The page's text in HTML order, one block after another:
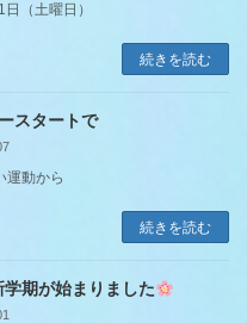
（土曜日）
続きを読む
スタートで
動から
続きを読む
学期が始まりました